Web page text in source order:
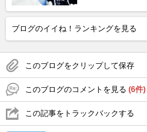
ブログのイイね！ランキングを見る
このブログをクリップして保存
このブログのコメントを見る (6件)
この記事をトラックバックする